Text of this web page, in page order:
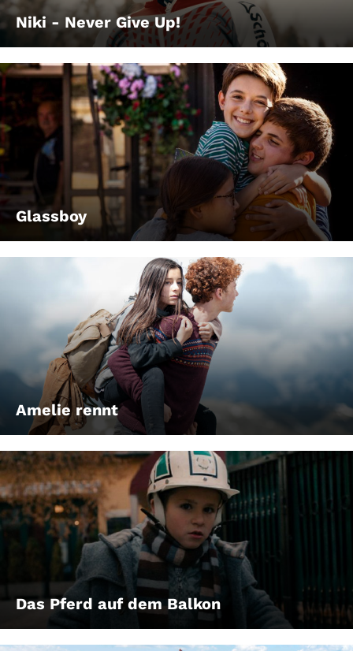
Niki - Never Give Up!
Glassboy
Amelie rennt
Das Pferd auf dem Balkon